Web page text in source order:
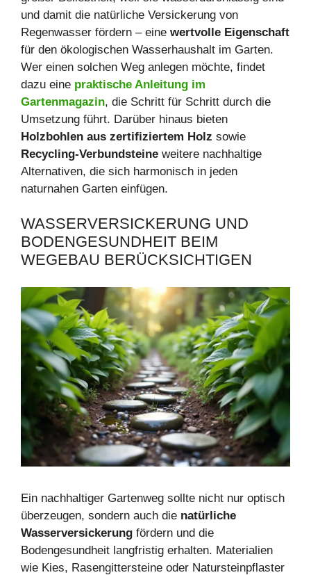
und damit die natürliche Versickerung von
Regenwasser fördern – eine wertvolle Eigenschaft
für den ökologischen Wasserhaushalt im Garten.
Wer einen solchen Weg anlegen möchte, findet
dazu eine praktische Anleitung im
Gartenmagazin, die Schritt für Schritt durch die
Umsetzung führt. Darüber hinaus bieten
Holzbohlen aus zertifiziertem Holz sowie
Recycling-Verbundsteine weitere nachhaltige
Alternativen, die sich harmonisch in jeden
naturnahen Garten einfügen.
WASSERVERSICKERUNG UND
BODENGESUNDHEIT BEIM
WEGEBAU BERÜCKSICHTIGEN
Ein nachhaltiger Gartenweg sollte nicht nur optisch
überzeugen, sondern auch die natürliche
Wasserversickerung fördern und die
Bodengesundheit langfristig erhalten. Materialien
wie Kies, Rasengittersteine oder Natursteinpflaster